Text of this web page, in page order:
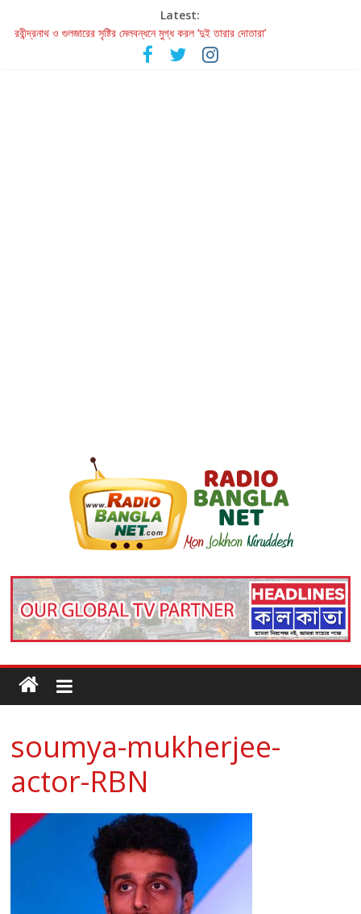
Latest:
রবীন্দ্রনাথ ও গুলজারের সৃষ্টির মেলবন্ধনে মুগ্ধ করল ‘দুই তারার দোতারা’
কলের গান থেকে রীলস্ — বাঙালির গান শোনার বিবর্তনের গল্প
জগন্নাথমঙ্গলম্ — বাংলায় প্রথমবার মঞ্চে এবার রথযাত্রার উদযাপন
soumya-mukherjee-
actor-RBN